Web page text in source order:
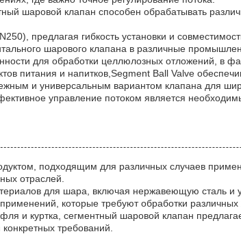
шаровой клапан способен обрабатывать
предлагая гибкость установки и
шарового клапана в различные
для обработки целлюлозных отложений, в
питания и напитков,Segment Ball Valve
и универсальным вариантом клапана для
управление потоком является
подходящим для различных случаев
отраслей.
для шара, включая нержавеющую сталь и
которые требуют обработки различных
и куртка, сегментный шаровой клапан
требований.